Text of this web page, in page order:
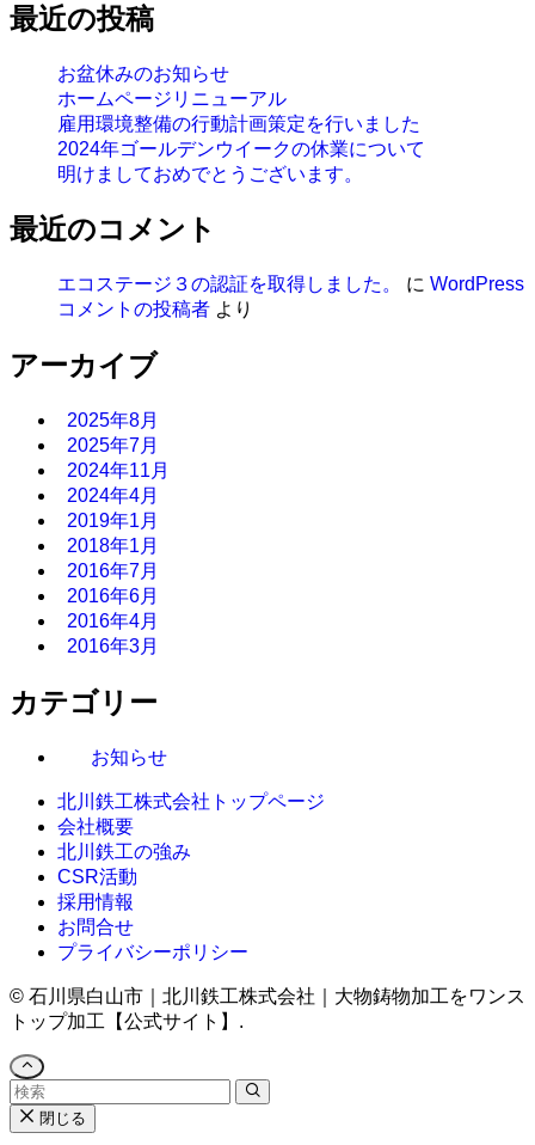
最近の投稿
お盆休みのお知らせ
ホームページリニューアル
雇用環境整備の行動計画策定を行いました
2024年ゴールデンウイークの休業について
明けましておめでとうございます。
最近のコメント
エコステージ３の認証を取得しました。 に WordPress
コメントの投稿者 より
アーカイブ
2025年8月
2025年7月
2024年11月
2024年4月
2019年1月
2018年1月
2016年7月
2016年6月
2016年4月
2016年3月
カテゴリー
お知らせ
北川鉄工株式会社トップページ
会社概要
北川鉄工の強み
CSR活動
採用情報
お問合せ
プライバシーポリシー
© 石川県白山市｜北川鉄工株式会社｜大物鋳物加工をワンス
トップ加工【公式サイト】.
閉じる